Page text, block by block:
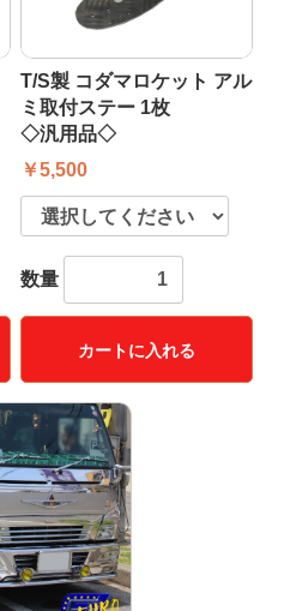
T/S製 コダマロケット アル
ミ取付ステー 1枚
◇汎用品◇
￥5,500
数量
カートに入れる